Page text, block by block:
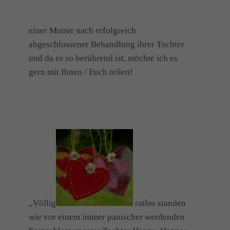
einer Mutter nach erfolgreich
abgeschlossener Behandlung ihrer Tochter
und da es so berührend ist, möchte ich es
gern mit Ihnen / Euch teilen!
„Völlig
ratlos standen
wie vor einem immer panischer werdenden